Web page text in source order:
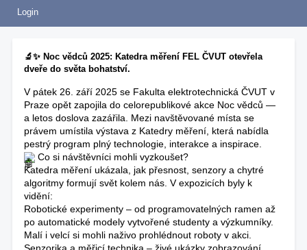
Login
🔬✨ Noc vědců 2025: Katedra měření FEL ČVUT otevřela
dveře do světa bohatství.
V pátek 26. září 2025 se Fakulta elektrotechnická ČVUT v
Praze opět zapojila do celorepublikové akce Noc vědců —
a letos doslova zazářila. Mezi navštěvované místa se
právem umístila výstava z Katedry měření, která nabídla
pestrý program plný technologie, interakce a inspirace.
Co si návštěvníci mohli vyzkoušet?
Katedra měření ukázala, jak přesnost, senzory a chytré
algoritmy formují svět kolem nás. V expozicích byly k
vidění:
Robotické experimenty – od programovatelných ramen až
po automatické modely vytvořené studenty a výzkumníky.
Malí i velcí si mohli naživo prohlédnout roboty v akci.
Senzorika a měřicí technika – živé ukázky zobrazování